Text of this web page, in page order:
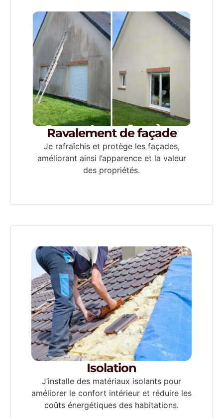
Ravalement de façade
Je rafraîchis et protège les façades,
améliorant ainsi l’apparence et la valeur
des propriétés.
Isolation
J’installe des matériaux isolants pour
améliorer le confort intérieur et réduire les
coûts énergétiques des habitations.